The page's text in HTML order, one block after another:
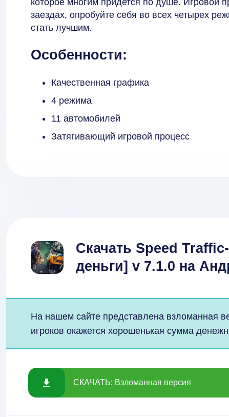
которое многим придется по душе. Игровой
заездах, опробуйте себя во всех четырех
стать лучшим.
Особенности:
Качественная графика
4 режима
11 автомобилей
Затягивающий игровой процесс
Скачать Speed
деньги] v 7.1.0 на
На нашем сайте представлена взломанная
игроков окажется хорошенькая сумма
СКАЧАТЬ: Взломанная версия